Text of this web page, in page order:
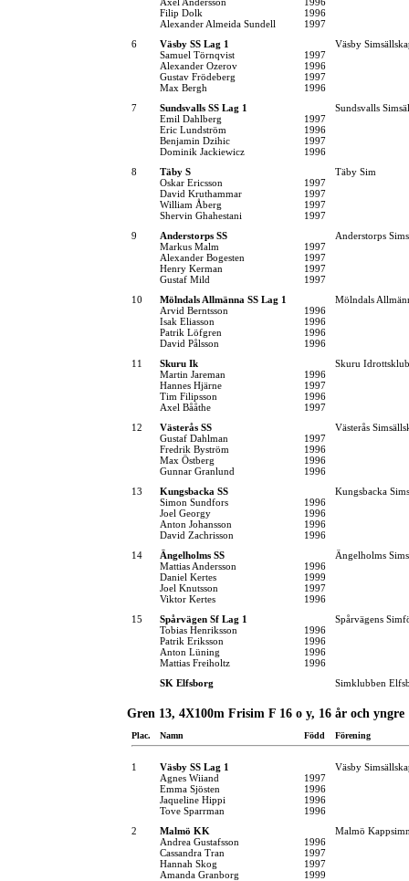
Filip Dolk
1996
Alexander Almeida Sundell
1997
6
Väsby SS Lag 1
Väsby
Samuel Törnqvist
1997
Alexander Ozerov
1996
Gustav Frödeberg
1997
Max Bergh
1996
7
Sundsvalls SS Lag 1
Sundsvalls
Emil Dahlberg
1997
Eric Lundström
1996
Benjamin Dzihic
1997
Dominik Jackiewicz
1996
8
Täby S
Täby Sim
Oskar Ericsson
1997
David Kruthammar
1997
William Åberg
1997
Shervin Ghahestani
1997
9
Anderstorps SS
Anderstorps
Markus Malm
1997
Alexander Bogesten
1997
Henry Kerman
1997
Gustaf Mild
1997
10
Mölndals Allmänna SS Lag 1
Mölndals
Arvid Berntsson
1996
Isak Eliasson
1996
Patrik Löfgren
1996
David Pålsson
1996
11
Skuru Ik
Skuru
Martin Jareman
1996
Hannes Hjärne
1997
Tim Filipsson
1996
Axel Bååthe
1997
12
Västerås SS
Västerås
Gustaf Dahlman
1997
Fredrik Byström
1996
Max Östberg
1996
Gunnar Granlund
1996
13
Kungsbacka SS
Kungsbacka
Simon Sundfors
1996
Joel Georgy
1996
Anton Johansson
1996
David Zachrisson
1996
14
Ängelholms SS
Ängelholms
Mattias Andersson
1996
Daniel Kertes
1999
Joel Knutsson
1997
Viktor Kertes
1996
15
Spårvägen Sf Lag 1
Spårvägens
Tobias Henriksson
1996
Patrik Eriksson
1996
Anton Lüning
1996
Mattias Freiholtz
1996
SK Elfsborg
Simklubben
Gren 13, 4X100m Frisim F 16 o y, 16 år och yngre
Plac. Namn Född Förening
1 Väsby SS Lag 1
Väsby
Agnes Wiiand
1997
Emma Sjösten
1996
Jaqueline Hippi
1996
Tove Sparrman
1996
2
Malmö KK
Malmö
Andrea Gustafsson
1996
Cassandra Tran
1997
Hannah Skog
1997
Amanda Granborg
1999